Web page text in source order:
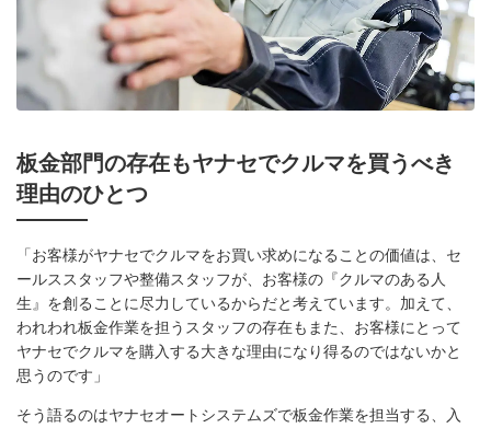
板金部門の存在もヤナセでクルマを買うべき
理由のひとつ
「お客様がヤナセでクルマをお買い求めになることの価値は、セ
ールススタッフや整備スタッフが、お客様の『クルマのある人
生』を創ることに尽力しているからだと考えています。加えて、
われわれ板金作業を担うスタッフの存在もまた、お客様にとって
ヤナセでクルマを購入する大きな理由になり得るのではないかと
思うのです」
そう語るのはヤナセオートシステムズで板金作業を担当する、入